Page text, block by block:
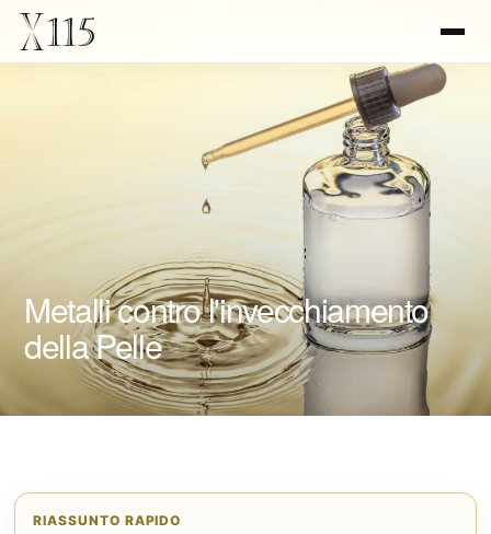
Metalli contro l'invecchiamento
della Pelle
RIASSUNTO RAPIDO